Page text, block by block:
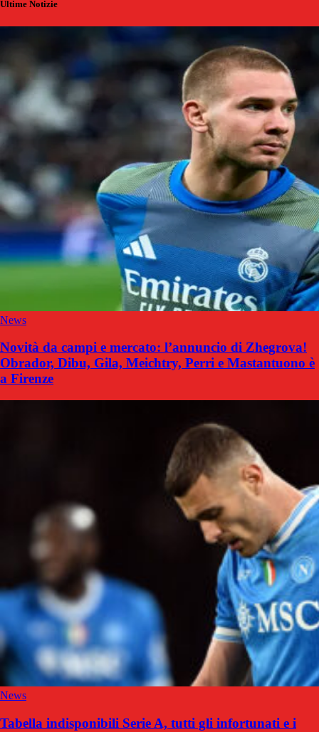
Ultime Notizie
News
Novità da campi e mercato: l’annuncio di Zhegrova!
Obrador, Dibu, Gila, Meichtry, Perri e Mastantuono è
a Firenze
News
Tabella indisponibili Serie A, tutti gli infortunati e i